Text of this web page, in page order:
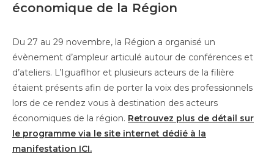
économique de la Région
Du 27 au 29 novembre, la Région a organisé un
évènement d’ampleur articulé autour de conférences et
d’ateliers. L’Iguaflhor et plusieurs acteurs de la filière
étaient présents afin de porter la voix des professionnels
lors de ce rendez vous à destination des acteurs
économiques de la région. Retrouvez plus de détail sur
le programme via le site internet dédié à la
manifestation ICI.